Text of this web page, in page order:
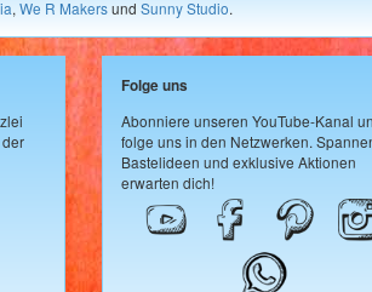
, We R Makersund Sunny Studio.
Folge uns
Abonniere unseren YouTube-Kanal
folge uns in den Netzwerken.
Bastelideen und exklusive Aktionen
erwarten dich!